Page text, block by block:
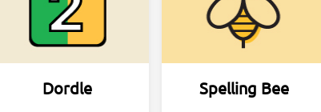
Dordle Spelling Bee